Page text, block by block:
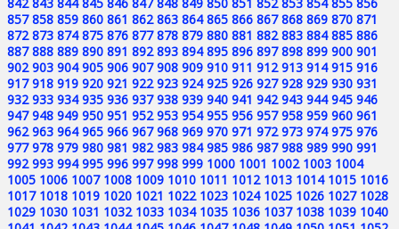
857 858 859 860 861 862 863 864 865 866 867 868 869 870 871
872 873 874 875 876 877 878 879 880 881 882 883 884 885 886
887 888 889 890 891 892 893 894 895 896 897 898 899 900 901
902 903 904 905 906 907 908 909 910 911 912 913 914 915 916
917 918 919 920 921 922 923 924 925 926 927 928 929 930 931
932 933 934 935 936 937 938 939 940 941 942 943 944 945 946
947 948 949 950 951 952 953 954 955 956 957 958 959 960 961
962 963 964 965 966 967 968 969 970 971 972 973 974 975 976
977 978 979 980 981 982 983 984 985 986 987 988 989 990 991
992 993 994 995 996 997 998 999 1000 1001 1002 1003 1004
1005 1006 1007 1008 1009 1010 1011 1012 1013 1014 1015 1016
1017 1018 1019 1020 1021 1022 1023 1024 1025 1026 1027 1028
1029 1030 1031 1032 1033 1034 1035 1036 1037 1038 1039 1040